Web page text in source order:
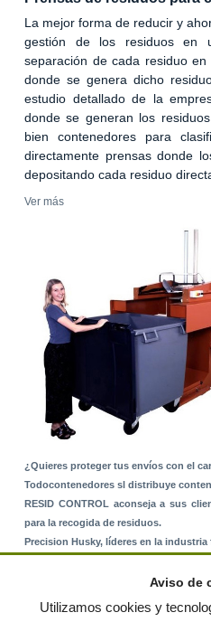
La mejor forma de reducir y
gestión de los residuos en
separación de cada residuo
donde se genera dicho
estudio detallado de la
donde se generan los
bien contenedores para
directamente prensas donde
depositando cada residuo
Ver más
¿Quieres proteger tus envíos con el
Todocontenedores sl distribuye
RESID CONTROL aconseja a sus
para la recogida de residuos.
Precision Husky, líderes en la industria
Aviso de
Utilizamos cookies y